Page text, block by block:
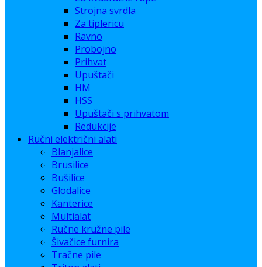
Strojna svrdla
Za tiplericu
Ravno
Probojno
Prihvat
Upuštači
HM
HSS
Upuštači s prihvatom
Redukcije
Ručni električni alati
Blanjalice
Brusilice
Bušilice
Glodalice
Kanterice
Multialat
Ručne kružne pile
Šivačice furnira
Tračne pile